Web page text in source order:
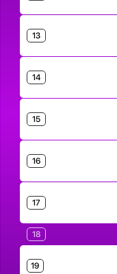
13
14
15
16
17
18
19